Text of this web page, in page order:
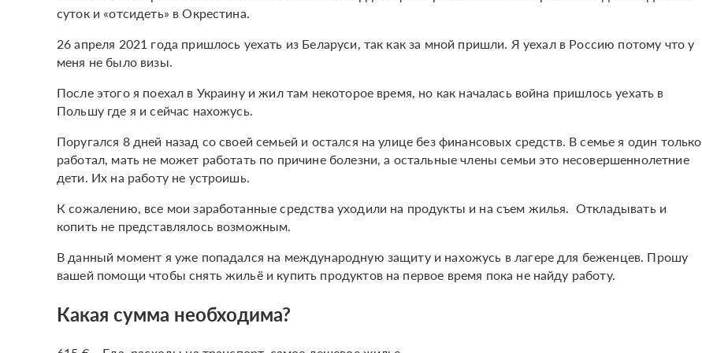
суток и «отсидеть» в Окрестина.
26 апреля 2021 года пришлось уехать из Беларуси, так как за мной пришли. Я уехал в Россию потому что у
меня не было визы.
После этого я поехал в Украину и жил там некоторое время, но как началась война пришлось уехать в
Польшу где я и сейчас нахожусь.
Поругался 8 дней назад со своей семьей и остался на улице без финансовых средств. В семье я один только
работал, мать не может работать по причине болезни, а остальные члены семьи это несовершеннолетние
дети. Их на работу не устроишь.
К сожалению, все мои заработанные средства уходили на продукты и на съем жилья. Откладывать и
копить не представлялось возможным.
В данный момент я уже попадался на международную защиту и нахожусь в лагере для беженцев. Прошу
вашей помощи чтобы снять жильё и купить продуктов на первое время пока не найду работу.
Какая сумма необходима?